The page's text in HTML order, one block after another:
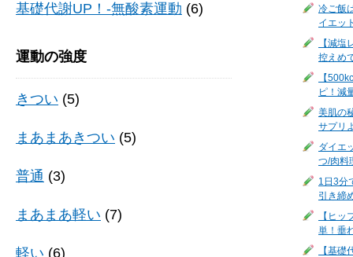
基礎代謝UP！-無酸素運動 (6)
運動の強度
きつい (5)
まあまあきつい (5)
普通 (3)
まあまあ軽い (7)
軽い (6)
冷ご飯
イエッ
【減
控えめ
【
ピ！減
美肌の
サプリ
ダイエ
つ/肉料
1日3分
引き締
【ヒ
単！垂
【基